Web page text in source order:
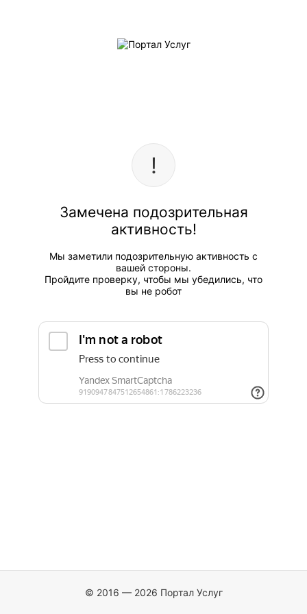
Замечена подозрительная
активность!
Мы заметили подозрительную активность с
вашей стороны.
Пройдите проверку, чтобы мы убедились, что
вы не робот
© 2016 — 2026 Портал Услуг